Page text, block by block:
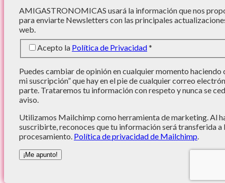
AMIGASTRONOMICAS usará la información que nos
para enviarte Newsletters con las principales
web.
Acepto la Política de Privacidad*
Puedes cambiar de opinión en cualquier momento haciendo
mi suscripción” que hay en el pie de cualquier correo
parte. Trataremos tu información con respeto y nunca se
aviso.
Utilizamos Mailchimp como herramienta de marketing. Al
suscribirte, reconoces que tu información será transferida
procesamiento. Política de privacidad de Mailchimp.